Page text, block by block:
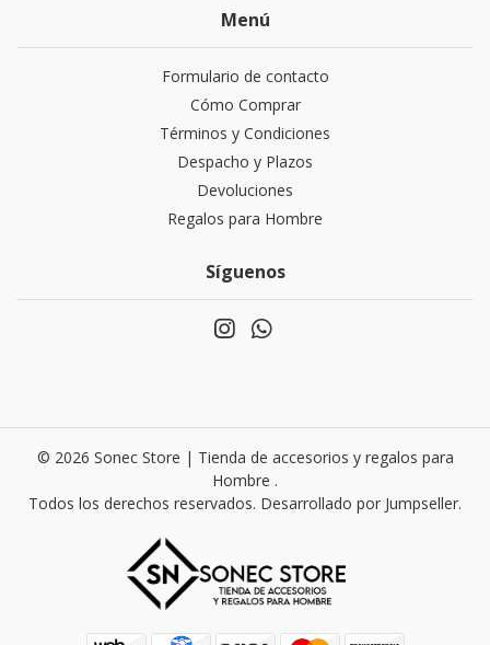
Menú
Formulario de contacto
Cómo Comprar
Términos y Condiciones
Despacho y Plazos
Devoluciones
Regalos para Hombre
Síguenos
© 2026 Sonec Store | Tienda de accesorios y regalos para
Hombre .
Todos los derechos reservados. Desarrollado por Jumpseller.